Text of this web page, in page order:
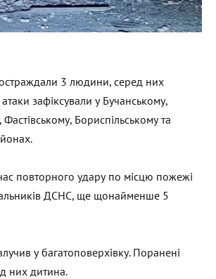
3 людини, серед них
зафіксували у Бучанському,
Бориспільському та
повторного удару по місцю пожежі
ДСНС, ще щонайменше 5
у багатоповерхівку. Поранені
них дитина.